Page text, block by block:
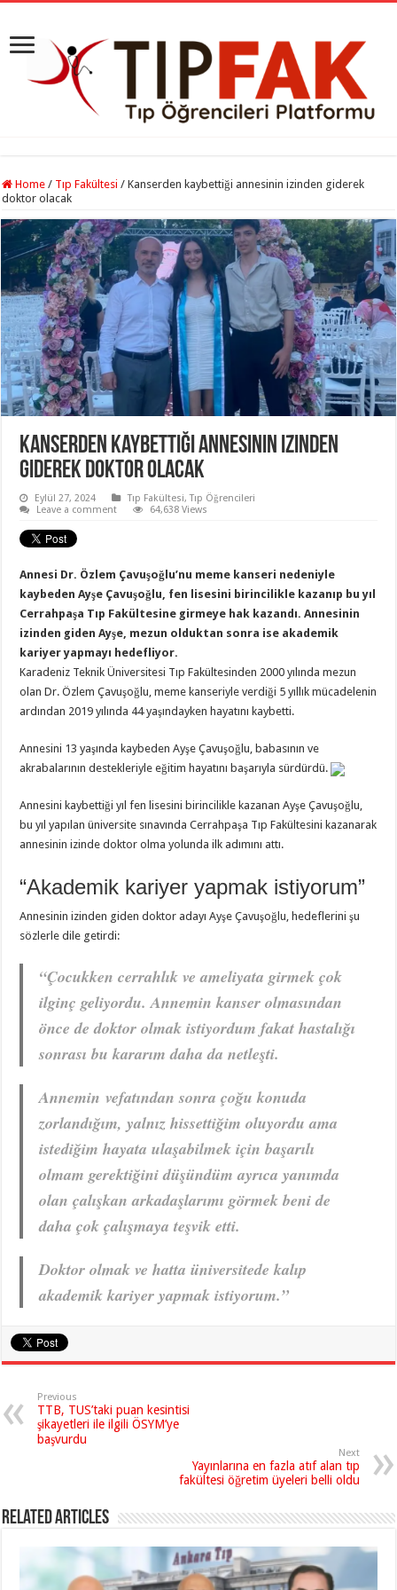
Home / Tıp Fakültesi / Kanserden kaybettiği annesinin izinden giderek
doktor olacak
Kanserden kaybettiği annesinin izinden
giderek doktor olacak
Eylül 27, 2024 Tıp Fakültesi,Tıp Öğrencileri
Leave a comment
64,638 Views
Annesi Dr. Özlem Çavuşoğlu’nu meme kanseri nedeniyle
kaybeden Ayşe Çavuşoğlu, fen lisesini birincilikle kazanıp bu yıl
Cerrahpaşa Tıp Fakültesine girmeye hak kazandı. Annesinin
izinden giden Ayşe, mezun olduktan sonra ise akademik
kariyer yapmayı hedefliyor.
Karadeniz Teknik Üniversitesi Tıp Fakültesinden 2000 yılında mezun
olan Dr. Özlem Çavuşoğlu, meme kanseriyle verdiği 5 yıllık mücadelenin
ardından 2019 yılında 44 yaşındayken hayatını kaybetti.
Annesini 13 yaşında kaybeden Ayşe Çavuşoğlu, babasının ve
akrabalarının destekleriyle eğitim hayatını başarıyla sürdürdü.
Annesini kaybettiği yıl fen lisesini birincilikle kazanan Ayşe Çavuşoğlu,
bu yıl yapılan üniversite sınavında Cerrahpaşa Tıp Fakültesini kazanarak
annesinin izinde doktor olma yolunda ilk adımını attı.
“Akademik kariyer yapmak istiyorum”
Annesinin izinden giden doktor adayı Ayşe Çavuşoğlu, hedeflerini şu
sözlerle dile getirdi:
“Çocukken cerrahlık ve ameliyata girmek çok
ilginç geliyordu. Annemin kanser olmasından
önce de doktor olmak istiyordum fakat hastalığı
sonrası bu kararım daha da netleşti.
Annemin vefatından sonra çoğu konuda
zorlandığım, yalnız hissettiğim oluyordu ama
istediğim hayata ulaşabilmek için başarılı
olmam gerektiğini düşündüm ayrıca yanımda
olan çalışkan arkadaşlarımı görmek beni de
daha çok çalışmaya teşvik etti.
Doktor olmak ve hatta üniversitede kalıp
akademik kariyer yapmak istiyorum.”
Previous
TTB, TUS’taki puan kesintisi
şikayetleri ile ilgili ÖSYM’ye
başvurdu
Next
Yayınlarına en fazla atıf alan tıp
fakültesi öğretim üyeleri belli oldu
Related Articles